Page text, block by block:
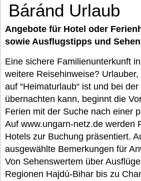
Báránd Urlaub
Angebote für Hotel oder
sowie Ausflugstipps und
Eine sichere Familienunterkunft
weitere Reisehinweise?
auf “Heimaturlaub“ ist und bei
übernachten kann, beginnt die
Ferien mit der Suche nach einer
Auf www.ungarn-netz.de werden
Hotels zur Buchung präsentiert.
ausgewählte Bemerkungen für
Von Sehenswertem über
Regionen Hajdú-Bihar bis zu